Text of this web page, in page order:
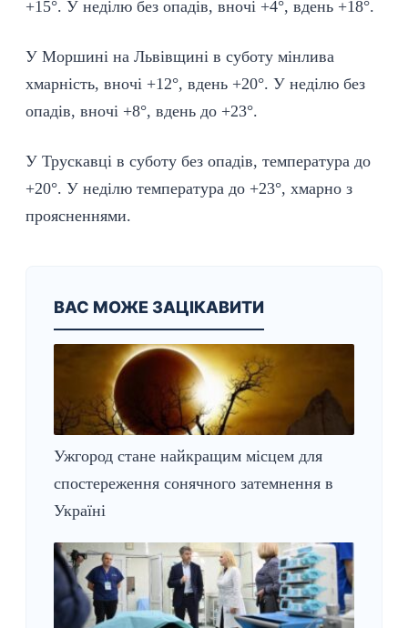
+15°. У неділю без опадів, вночі +4°, вдень +18°.
У Моршині на Львівщині в суботу мінлива
хмарність, вночі +12°, вдень +20°. У неділю без
опадів, вночі +8°, вдень до +23°.
У Трускавці в суботу без опадів, температура до
+20°. У неділю температура до +23°, хмарно з
проясненнями.
ВАС МОЖЕ ЗАЦІКАВИТИ
Ужгород стане найкращим місцем для
спостереження сонячного затемнення в
Україні